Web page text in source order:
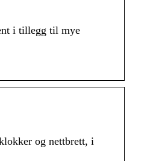
i tillegg til mye
og nettbrett, i